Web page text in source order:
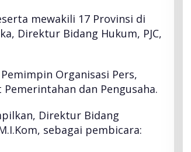
mewakili 17 Provinsi di
Direktur Bidang Hukum, PJC,
Organisasi Pers,
dan Pengusaha.
Direktur Bidang
sebagai pembicara: